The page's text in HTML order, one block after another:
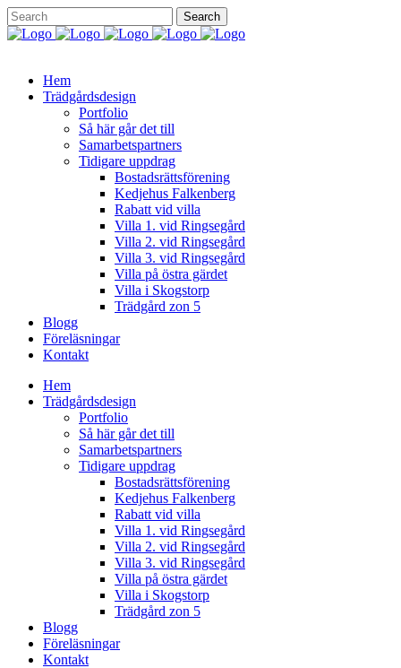
Hem
Trädgårdsdesign
Portfolio
Så här går det till
Samarbetspartners
Tidigare uppdrag
Bostadsrättsförening
Kedjehus Falkenberg
Rabatt vid villa
Villa 1. vid Ringsegård
Villa 2. vid Ringsegård
Villa 3. vid Ringsegård
Villa på östra gärdet
Villa i Skogstorp
Trädgård zon 5
Blogg
Föreläsningar
Kontakt
Hem
Trädgårdsdesign
Portfolio
Så här går det till
Samarbetspartners
Tidigare uppdrag
Bostadsrättsförening
Kedjehus Falkenberg
Rabatt vid villa
Villa 1. vid Ringsegård
Villa 2. vid Ringsegård
Villa 3. vid Ringsegård
Villa på östra gärdet
Villa i Skogstorp
Trädgård zon 5
Blogg
Föreläsningar
Kontakt